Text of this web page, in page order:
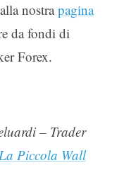
nostrapagina
da fondi di
Forex.
– Trader
Piccola Wall